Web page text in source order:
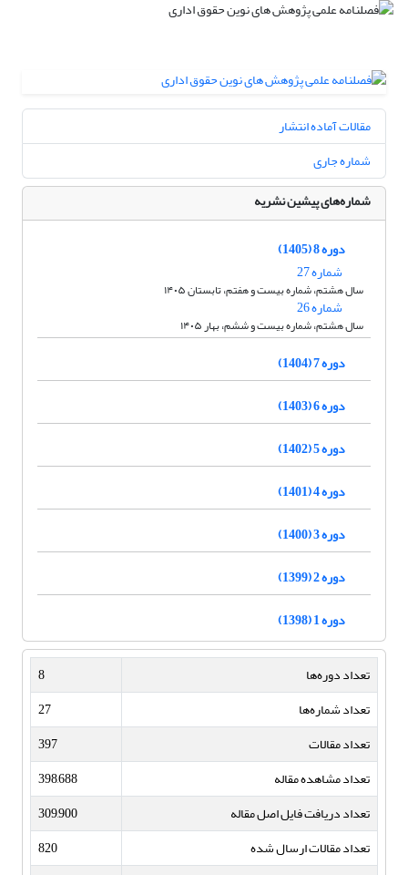
مقالات آماده انتشار
شماره جاری
شماره‌های پیشین نشریه
دوره 8 (1405)
شماره 27
سال هشتم، شماره بیست و هفتم، تابستان ۱۴۰۵
شماره 26
سال هشتم، شماره بیست و ششم، بهار ۱۴۰۵
دوره 7 (1404)
دوره 6 (1403)
دوره 5 (1402)
دوره 4 (1401)
دوره 3 (1400)
دوره 2 (1399)
دوره 1 (1398)
تعداد دوره‌ها
8
تعداد شماره‌ها
27
تعداد مقالات
397
تعداد مشاهده مقاله
398,688
تعداد دریافت فایل اصل مقاله
309,900
تعداد مقالات ارسال شده
820